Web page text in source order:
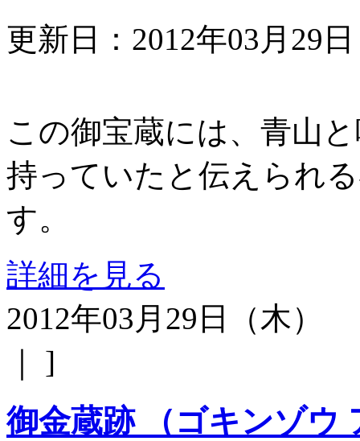
更新日：2012年03月29
この御宝蔵には、青山
持っていたと伝えられ
す。
詳細を見る
2012年03月29日（木）
｜ ]
御金蔵跡 （ゴキンゾウ